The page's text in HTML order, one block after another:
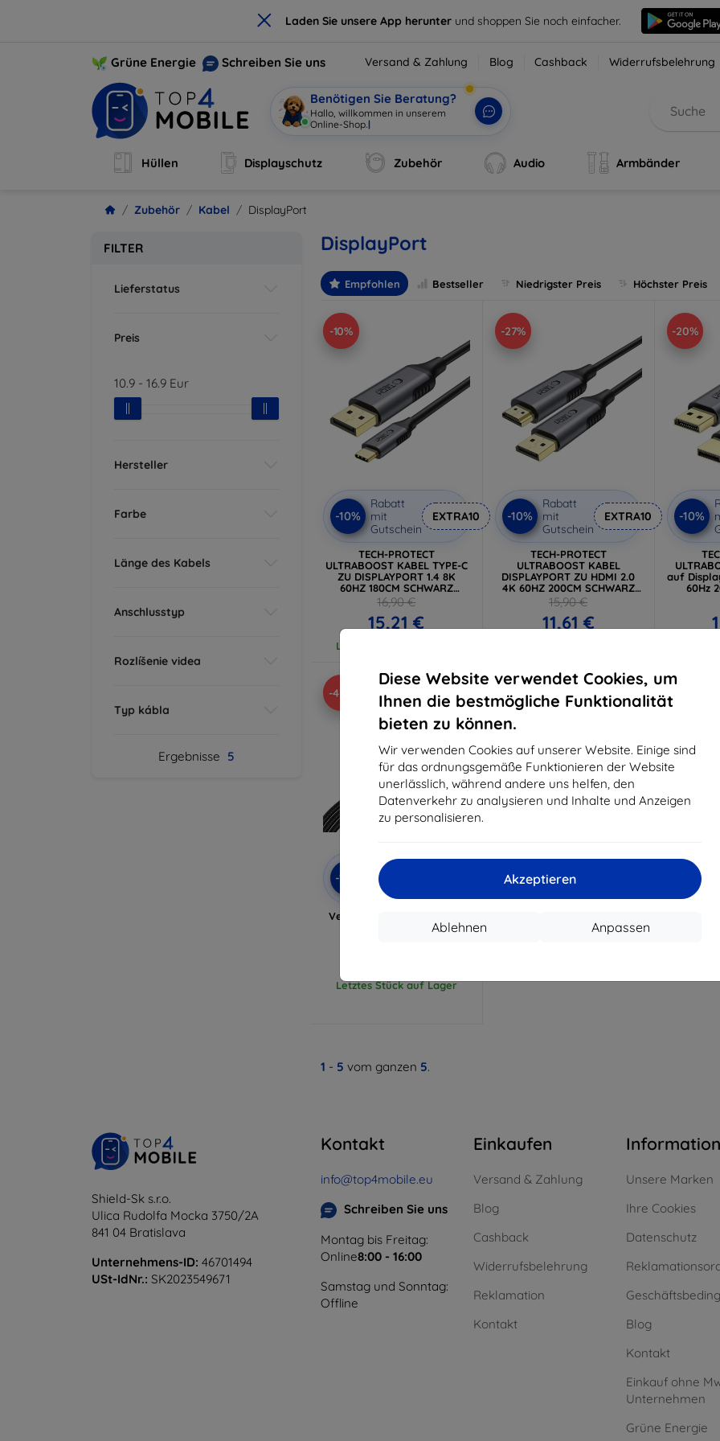
× Laden Sie unsere App herunter und shoppen Sie noch einfacher.
Diese Website verwendet Cookies, um
Ihnen die bestmögliche Funktionalität
bieten zu können.
Wir verwenden Cookies auf unserer Website. Einige sind
für das ordnungsgemäße Funktionieren der Website
unerlässlich, während andere uns helfen, den
Datenverkehr zu analysieren und Inhalte und Anzeigen
zu personalisieren.
Akzeptieren
Anpassen
Ablehnen
Grüne Energie Schreiben Sie uns Versand & Zahlung Blog Cashback Widerrufsbelehrung
Benötigen Sie Beratung?
Hallo, willkommen in unserem
Online-Shop. |
Hüllen Displayschutz Zubehör Audio Armbänder
Zubehör Kabel DisplayPort
FILTER
Lieferstatus
Preis
10.9 - 16.9 Eur
Hersteller
Farbe
Länge des Kabels
Anschlusstyp
Rozlíšenie videa
Typ kábla
Ergebnisse 5
DisplayPort
Empfohlen Bestseller Niedrigster Preis Höchster Preis
-10%
-10%
Rabatt
mit
Gutschein
EXTRA10
TECH-PROTECT
ULTRABOOST KABEL TYPE-C
ZU DISPLAYPORT 1.4 8K
60HZ 180CM SCHWARZ
(5906302321780)
16,90 €
15,21 €
Letztes Stück auf Lager
-27%
-10%
Rabatt
mit
Gutschein
EXTRA10
TECH-PROTECT
ULTRABOOST KABEL
DISPLAYPORT ZU HDMI 2.0
4K 60HZ 200CM SCHWARZ
(5906302321797)
15,90 €
11,61 €
-20%
-10%
auf
60Hz
-42%
-10%
Rabatt
mit
Gutschein
Vention HD DisplayPort 8K
Kabel 3m HCELI (blau)
Letztes Stück auf Lager
1 - 5 vom ganzen 5.
Shield-Sk s.r.o.
Ulica Rudolfa Mocka 3750/2A
841 04 Bratislava
Unternehmens-ID: 46701494
USt-IdNr.: SK2023549671
Kontakt
info@top4mobile.eu
Schreiben Sie uns
Montag bis Freitag:
Online8:00 - 16:00
Samstag und Sonntag:
Offline
Einkaufen
Versand & Zahlung
Blog
Cashback
Widerrufsbelehrung
Reklamation
Kontakt
Information
Unsere Marken
Ihre Cookies
Datenschutz
Blog
Kontakt
Einkauf ohne
Unternehmen
Grüne Energie